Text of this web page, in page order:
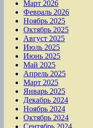
Март 2026
Февраль 2026
Ноябрь 2025
Октябрь 2025
Август 2025
Июль 2025
Июнь 2025
Май 2025
Апрель 2025
Март 2025
Январь 2025
Декабрь 2024
Ноябрь 2024
Октябрь 2024